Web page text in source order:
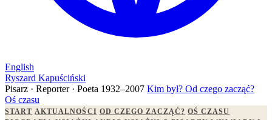
English
Ryszard Kapuściński
Pisarz · Reporter · Poeta 1932–2007 Kim był? Od czego zacząć?
Oś czasu
START AKTUALNOŚCI OD CZEGO ZACZĄĆ? OŚ CZASU